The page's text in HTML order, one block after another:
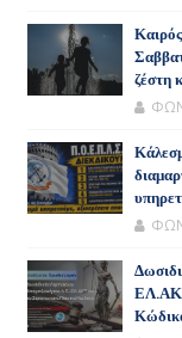
ζέστη